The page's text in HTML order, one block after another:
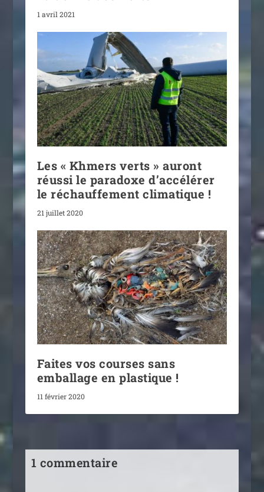
1 avril 2021
Les « Khmers verts » auront
réussi le paradoxe d’accélérer
le réchauffement climatique !
21 juillet 2020
Faites vos courses sans
emballage en plastique !
11 février 2020
1 commentaire